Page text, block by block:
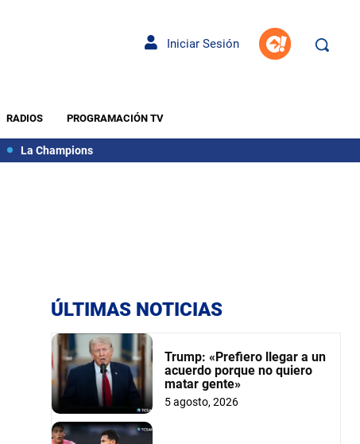
Iniciar Sesión
RADIOS PROGRAMACIÓN TV
La Champions
ÚLTIMAS NOTICIAS
Trump: «Prefiero llegar a un
acuerdo porque no quiero
matar gente»
5 agosto, 2026